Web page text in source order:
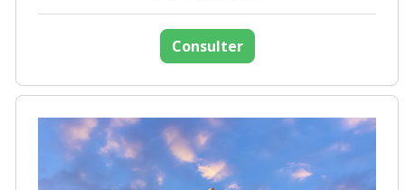
Consulter